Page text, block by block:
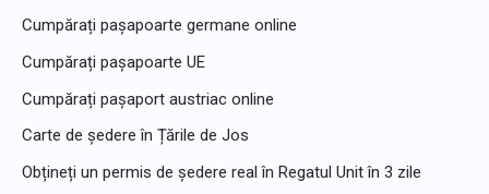
Cumpărați pașapoarte germane online
Cumpărați pașapoarte UE
Cumpărați pașaport austriac online
Carte de ședere în Țările de Jos
Obțineți un permis de ședere real în Regatul Unit în 3 zile